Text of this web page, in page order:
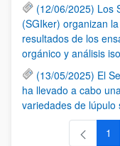
(12/06/2025) Los
(SGIker) organizan
resultados de los
orgánico y análisis
(13/05/2025) El
ha llevado a cabo
variedades de lúpulo
1